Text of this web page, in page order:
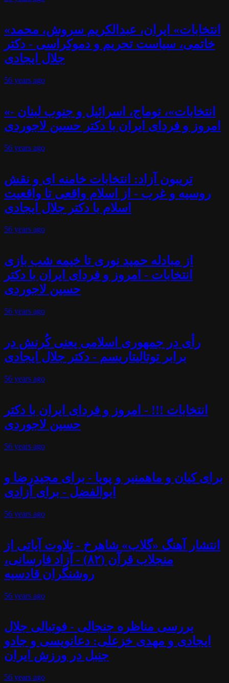
«انتخابات» ایران، عبدالکریم سروش، محمد
خاتمی، سیاست تحریم و دموکراسی - دکتر
جلال ایجادی
56 years ago
«انتخابات»، توماج، اسرائیل و جنوب لبنان -
امروز و فردای ایران با دکتر حسین لاجوردی
56 years ago
تریبون آزاد: انتخابات خامنه ای و نقش
روسیه و غرب - از اسلام واقعی تا واقعیت
اسلام با دکتر جلال ایجادی
56 years ago
از مبادله حمید نوری تا خیمه شب بازی
انتخابات - امروز و فردای ایران با دکتر
حسین لاجوردی
56 years ago
رأی در جمهوری اسلامی یعنی کُرنش در
برابر توتالیتاریسم - دکتر جلال ایجادی
56 years ago
انتخابات !!! - امروز و فردای ایران با دکتر
حسین لاجوردی
56 years ago
برای کیان و ماهمنیر و پویا - برای مجیدرضا و
ابوالفضل - برای آزادی
56 years ago
انتشار آهنگ «گلاب» شاهرخ - تلاوت آیاتی از
منجلاب قرآن (۸۲) - آزاد فارسانی،
روشنگران قادسیه
56 years ago
بررسی مناظره جنجالی - فوتبالی جلال
ایجادی و مهدی خزعلی: دعانویسی و جادو
جنبل در ورزش ایران
56 years ago